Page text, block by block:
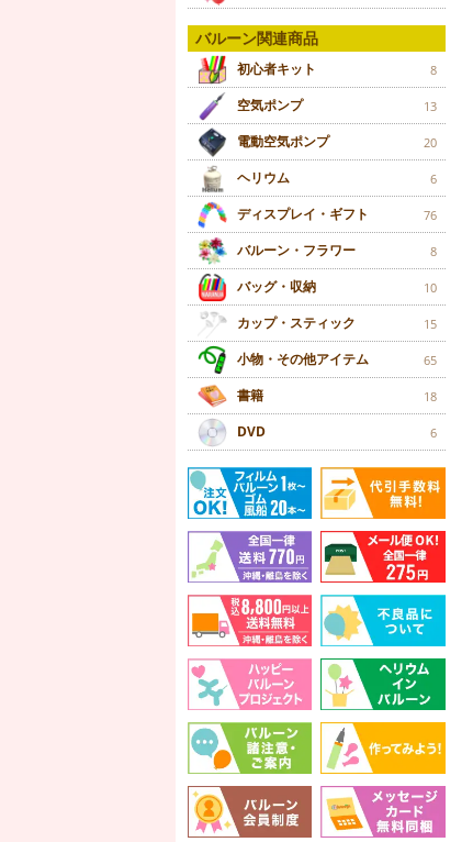
バルーン関連商品
初心者キット 8
空気ポンプ 13
電動空気ポンプ 20
ヘリウム 6
ディスプレイ・ギフト 76
バルーン・フラワー 8
バッグ・収納 10
カップ・スティック 15
小物・その他アイテム 65
書籍 18
DVD 6